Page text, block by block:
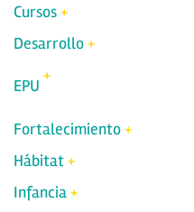
Cursos
Desarrollo
EPU
Fortalecimiento
Hábitat
Infancia